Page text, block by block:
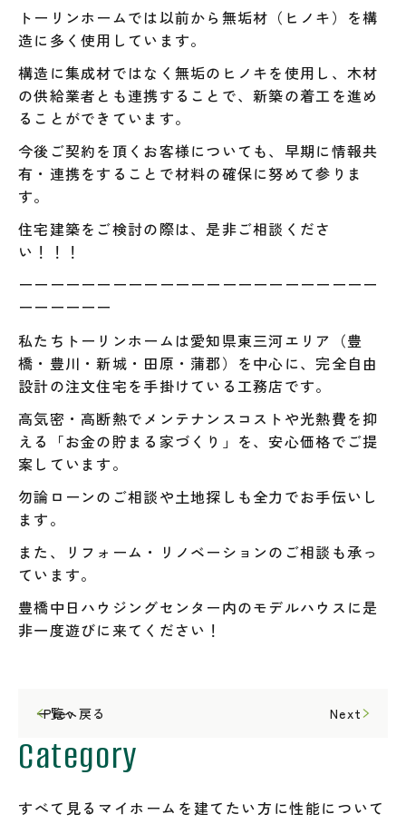
トーリンホームでは以前から無垢材（ヒノキ）を構
造に多く使用しています。
構造に集成材ではなく無垢のヒノキを使用し、木材
の供給業者とも連携することで、新築の着工を進め
ることができています。
今後ご契約を頂くお客様についても、早期に情報共
有・連携をすることで材料の確保に努めて参りま
す。
住宅建築をご検討の際は、是非ご相談くださ
い！！！
ーーーーーーーーーーーーーーーーーーーーーーー
ーーーーーー
私たちトーリンホームは愛知県東三河エリア（豊
橋・豊川・新城・田原・蒲郡）を中心に、完全自由
設計の注文住宅を手掛けている工務店です。
高気密・高断熱でメンテナンスコストや光熱費を抑
える「お金の貯まる家づくり」を、安心価格でご提
案しています。
勿論ローンのご相談や土地探しも全力でお手伝いし
ます。
また、リフォーム・リノベーションのご相談も承っ
ています。
豊橋中日ハウジングセンター内のモデルハウスに是
非一度遊びに来てください！
一覧へ戻る
Prev Next
Category
すべて見る マイホームを建てたい方に性能について